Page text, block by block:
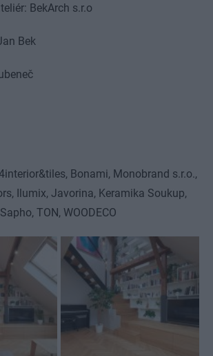
BekArch s.r.o
Bek
Bonami, Monobrand s.r.o.,
Ilumix, Javorina, Keramika Soukup,
TON, WOODECO